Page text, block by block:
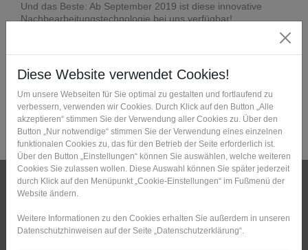
Und das Beste: Ab September 2019 ist diese innovative
Nachbearbeitungstechnologie bei uns verfügbar!